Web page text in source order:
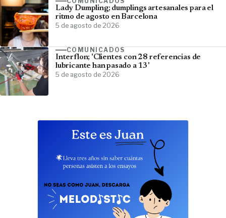
Lady Dumpling; dumplings artesanales para el
ritmo de agosto en Barcelona
5 de agosto de 2026
COMUNICADOS
Interflon; 'Clientes con 28 referencias de
lubricante han pasado a 13'
5 de agosto de 2026